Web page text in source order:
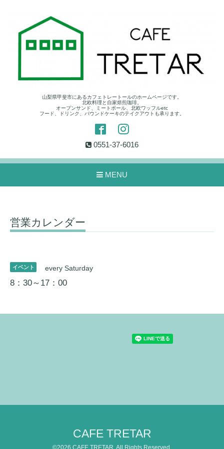
山梨県甲斐市にあるカフェトレートールのホームページです。
北欧料理と自家焙煎珈琲。
オープンサンド、ミートボール、北欧ワッフルetc
フード、ドリンク、パウンドケーキのテイクアウトも承ります。
0551-37-6016
MENU
営業カレンダー
イベント every Saturday
8：30～17：00
CAFE TRETAR
©2026 CAFE TRETAR . All Rights Reserved.